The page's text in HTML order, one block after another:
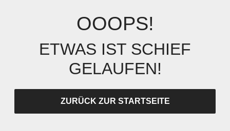
OOOPS!
ETWAS IST SCHIEF
GELAUFEN!
ZURÜCK ZUR STARTSEITE